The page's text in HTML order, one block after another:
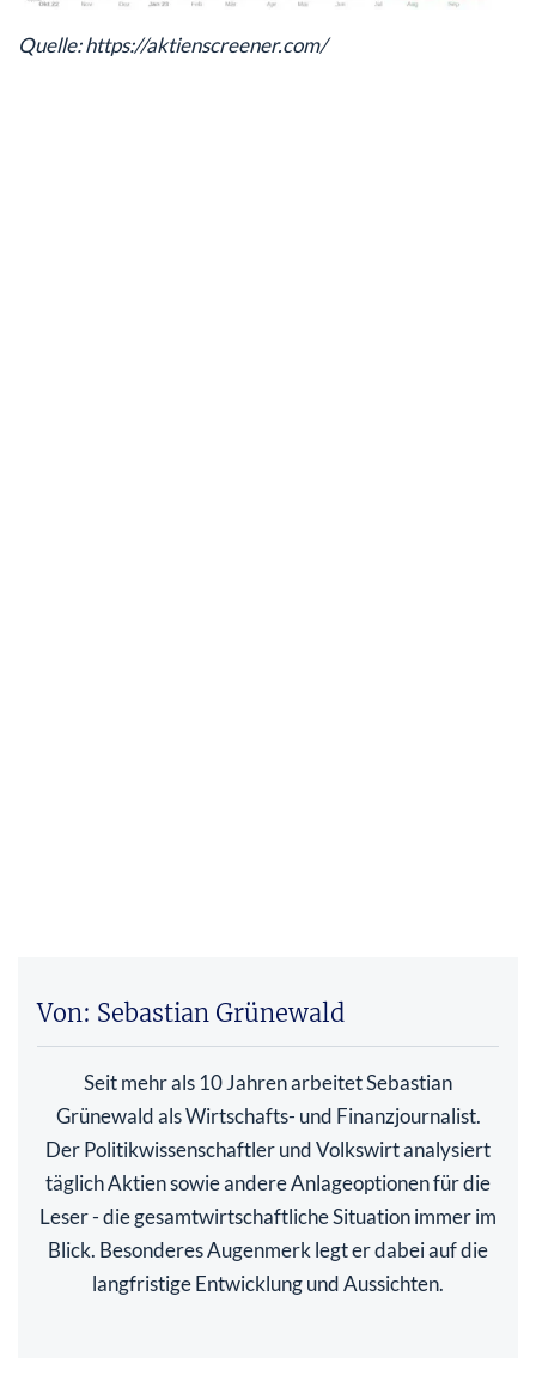
Quelle: https://aktienscreener.com/
Von: Sebastian Grünewald
Seit mehr als 10 Jahren arbeitet Sebastian
Grünewald als Wirtschafts- und Finanzjournalist.
Der Politikwissenschaftler und Volkswirt analysiert
täglich Aktien sowie andere Anlageoptionen für die
Leser - die gesamtwirtschaftliche Situation immer im
Blick. Besonderes Augenmerk legt er dabei auf die
langfristige Entwicklung und Aussichten.